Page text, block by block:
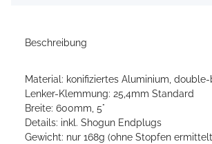
Beschreibung
Material: konifiziertes Aluminium,
Lenker-Klemmung: 25,4mm Standard
Breite: 600mm, 5°
Details: inkl. Shogun Endplugs
Gewicht: nur 168g (ohne Stopfen